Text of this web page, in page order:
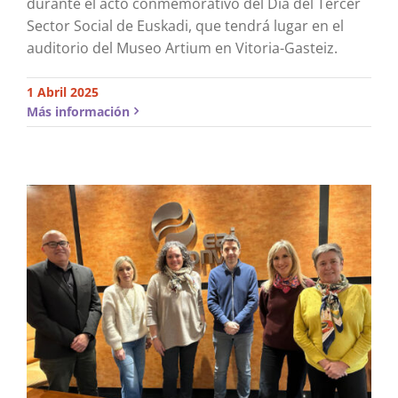
Sector Social de Euskadi, que tendrá lugar en el
auditorio del Museo Artium en Vitoria-Gasteiz.
1 Abril 2025
Más información